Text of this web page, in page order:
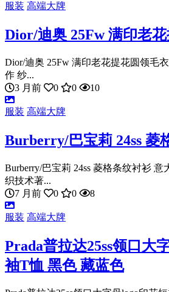
服装 高端大牌
Dior/迪奥 25Fw 满印老
Dior/迪奥 25Fw 满印老花提花圆领毛
作 纱...
3 月前
0 0 10
服装 高端大牌
Burberry/巴宝莉 24ss 菱
Burberry/巴宝莉 24ss 菱格条纹衬衫
织技术著...
7 月前
0 0 8
服装 高端大牌
Prada普拉达25ss领口大
袖T恤 黑色 藏蓝色